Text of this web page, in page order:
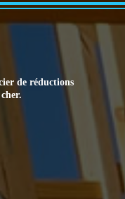
de réductions